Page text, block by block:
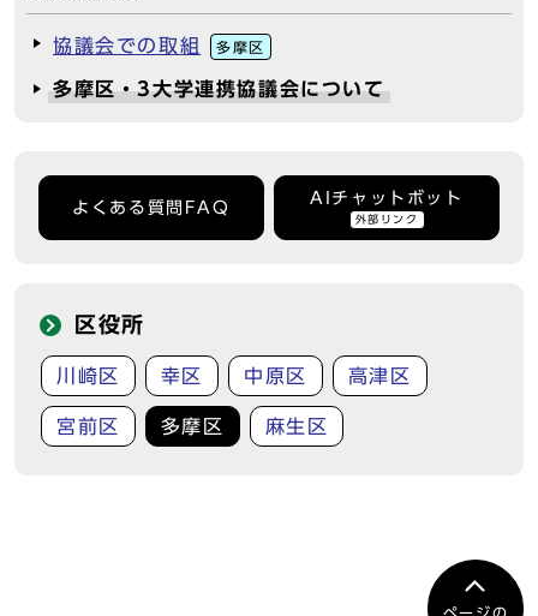
協議会での取組 多摩区
多摩区・3大学連携協議会について
よくある質問FAQ
AIチャットボット
外部リンク
区役所
川崎区 幸区 中原区 高津区
宮前区 多摩区 麻生区
ページの